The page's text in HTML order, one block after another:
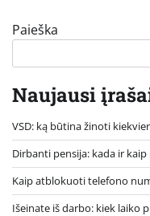
Paieška
Naujausi
VSD: ką būtina žinoti
Dirbanti pensija: kada ir
Kaip atblokuoti telefono
Išeinate iš darbo: kiek laiko